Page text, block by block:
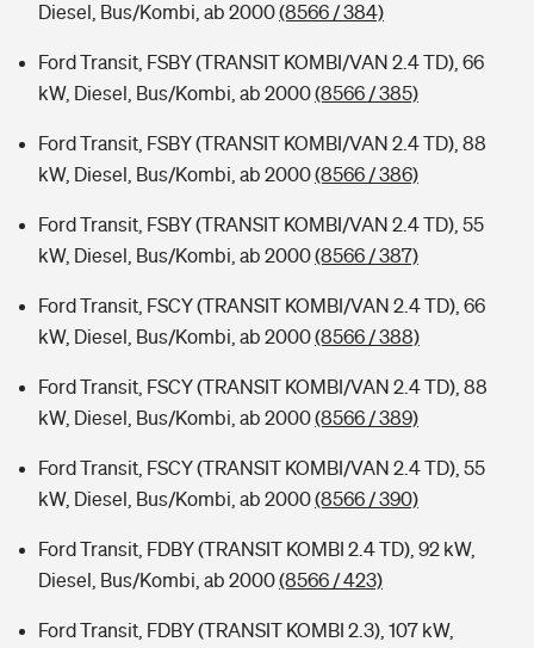
Diesel, Bus/Kombi, ab 2000(8566 / 384)
Ford Transit, FSBY (TRANSIT KOMBI/VAN 2.4 TD), 66
kW, Diesel, Bus/Kombi, ab 2000(8566 / 385)
Ford Transit, FSBY (TRANSIT KOMBI/VAN 2.4 TD), 88
kW, Diesel, Bus/Kombi, ab 2000(8566 / 386)
Ford Transit, FSBY (TRANSIT KOMBI/VAN 2.4 TD), 55
kW, Diesel, Bus/Kombi, ab 2000(8566 / 387)
Ford Transit, FSCY (TRANSIT KOMBI/VAN 2.4 TD), 66
kW, Diesel, Bus/Kombi, ab 2000(8566 / 388)
Ford Transit, FSCY (TRANSIT KOMBI/VAN 2.4 TD), 88
kW, Diesel, Bus/Kombi, ab 2000(8566 / 389)
Ford Transit, FSCY (TRANSIT KOMBI/VAN 2.4 TD), 55
kW, Diesel, Bus/Kombi, ab 2000(8566 / 390)
Ford Transit, FDBY (TRANSIT KOMBI 2.4 TD), 92 kW,
Diesel, Bus/Kombi, ab 2000(8566 / 423)
Ford Transit, FDBY (TRANSIT KOMBI 2.3), 107 kW,